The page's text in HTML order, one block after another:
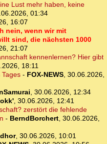
Lust mehr haben, keine
01:34
16:07
nein, wenn wir mit
sind, die nächsten 1000
21:07
kennenlernen? Hier gibt
18:11
- FOX-NEWS, 30.06.2026,
, 30.06.2026, 12:34
, 30.06.2026, 12:41
zerstört die fehlende
- BerndBorchert, 30.06.2026,
, 30.06.2026, 10:01